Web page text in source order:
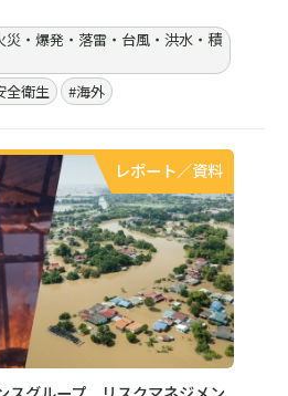
および被害状況【災害リスク情
）】
の地震が発生しました。今回の
害状況について報告します。（
点の情報）
・爆発・落雷・台風・洪水・積
レポート／資料